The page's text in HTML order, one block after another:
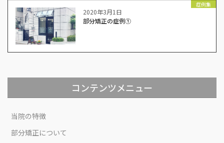
2020年3月1日
症例集
部分矯正の症例①
コンテンツメニュー
当院の特徴
部分矯正について